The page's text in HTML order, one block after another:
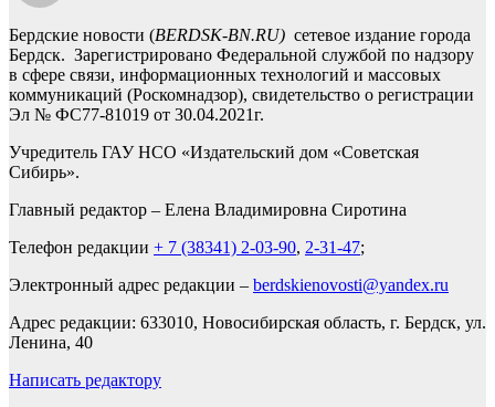
Бердские новости (BERDSK-BN.RU) сетевое издание города
Бердск. Зарегистрировано Федеральной службой по надзору
в сфере связи, информационных технологий и массовых
коммуникаций (Роскомнадзор), свидетельство о регистрации
Эл № ФС77-81019 от 30.04.2021г.
Учредитель ГАУ НСО «Издательский дом «Советская
Сибирь».
Главный редактор – Елена Владимировна Сиротина
Телефон редакции + 7 (38341) 2-03-90, 2-31-47;
Электронный адрес редакции – berdskienovosti@yandex.ru
Адрес редакции: 633010, Новосибирская область, г. Бердск, ул.
Ленина, 40
Написать редактору